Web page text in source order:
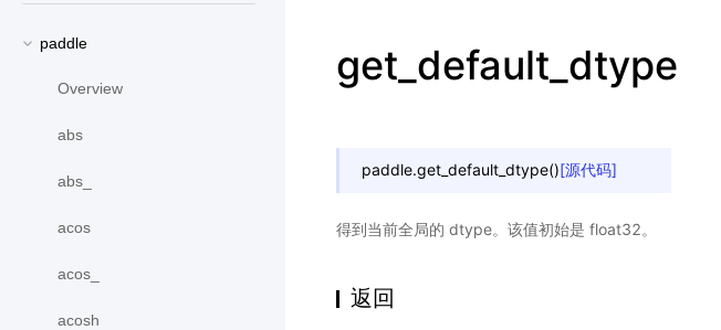
paddle
Overview
abs
abs_
acos
acos_
acosh
get_default_dtype
paddle.get_default_dtype()[源代码]
得到当前全局的 dtype。该值初始是 float32。
返回